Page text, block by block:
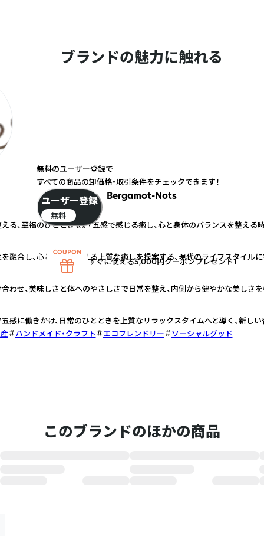
ブランドの魅力に触れる
Bergamot-Nots
る、至福のひとときを。 「五感で感じる癒し、心と身体のバランスを整える時
融合し、心と空間を整える上質な癒しを提案する、現代のライフスタイル
わせ、美味しさと体へのやさしさで日常を整え、内側から健やかな美しさ
感に働きかけ、日常のひとときを上質なリラックスタイムへと導く、新し
ハンドメイド・クラフト エコフレンドリー ソーシャルグッド
このブランドのほかの商品
無料のユーザー登録で
すべての商品の卸価格・取引条件をチェックできます！
ユーザー登録
無料
すぐに使える5,000円クーポンプレゼント！